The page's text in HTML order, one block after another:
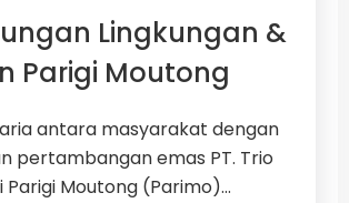
Lingkungan &
Parigi Moutong
antara masyarakat dengan
pertambangan emas PT. Trio
Parigi Moutong (Parimo)...